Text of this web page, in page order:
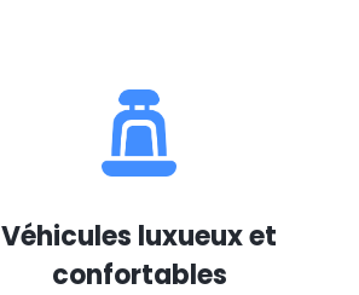
Véhicules luxueux et
confortables